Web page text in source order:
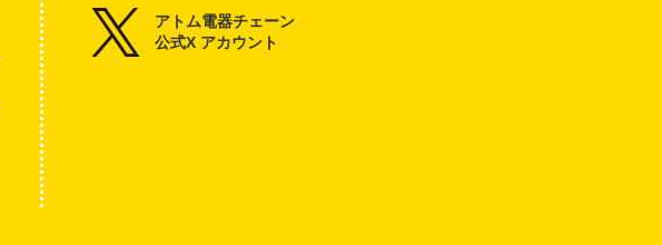
アトム電器チェーン
公式X アカウント